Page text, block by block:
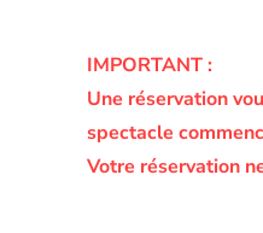
IMPORTANT :
Une réservation
spectacle
Votre réservation